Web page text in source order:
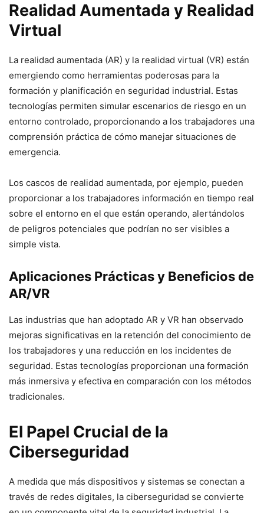
Realidad Aumentada y Realidad
Virtual
La realidad aumentada (AR) y la realidad virtual (VR) están
emergiendo como herramientas poderosas para la
formación y planificación en seguridad industrial. Estas
tecnologías permiten simular escenarios de riesgo en un
entorno controlado, proporcionando a los trabajadores una
comprensión práctica de cómo manejar situaciones de
emergencia.
Los cascos de realidad aumentada, por ejemplo, pueden
proporcionar a los trabajadores información en tiempo real
sobre el entorno en el que están operando, alertándolos
de peligros potenciales que podrían no ser visibles a
simple vista.
Aplicaciones Prácticas y Beneficios de
AR/VR
Las industrias que han adoptado AR y VR han observado
mejoras significativas en la retención del conocimiento de
los trabajadores y una reducción en los incidentes de
seguridad. Estas tecnologías proporcionan una formación
más inmersiva y efectiva en comparación con los métodos
tradicionales.
El Papel Crucial de la
Ciberseguridad
A medida que más dispositivos y sistemas se conectan a
través de redes digitales, la ciberseguridad se convierte